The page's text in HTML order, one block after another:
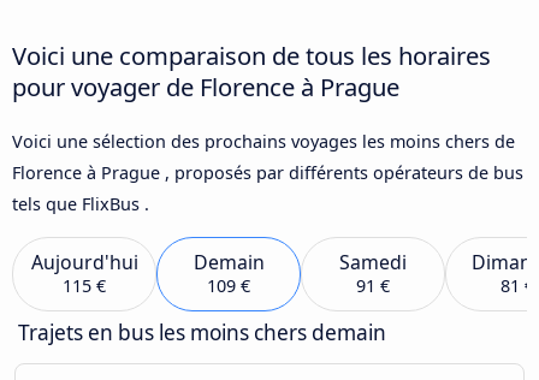
Voici une comparaison de tous les horaires
pour voyager de Florence à Prague
Voici une sélection des prochains voyages les moins chers de
Florence à Prague , proposés par différents opérateurs de bus
tels que FlixBus .
Aujourd'hui
115 €
Demain
109 €
Samedi
91 € 81 €
Trajets en bus les moins chers demain